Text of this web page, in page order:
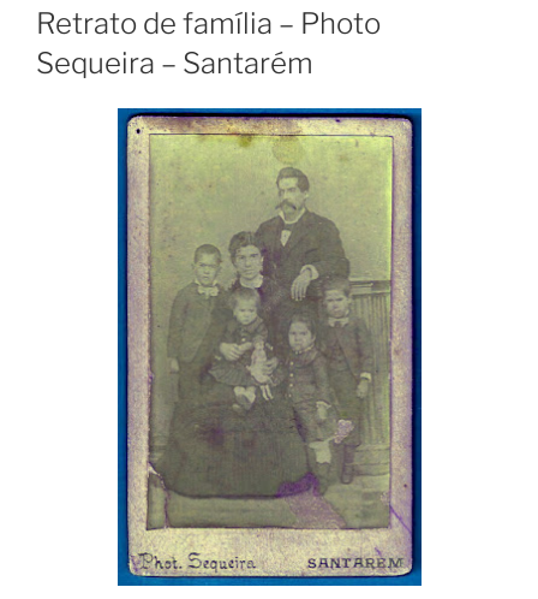
EM
Retrato de família – Photo
Sequeira – Santarém